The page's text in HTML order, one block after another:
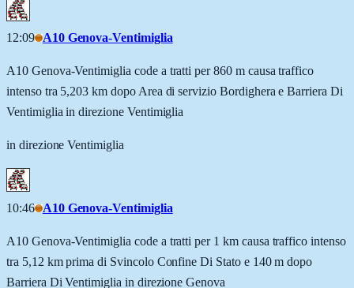
12:09 A10 Genova-Ventimiglia
A10 Genova-Ventimiglia code a tratti per 860 m causa traffico
intenso tra 5,203 km dopo Area di servizio Bordighera e Barriera Di
Ventimiglia in direzione Ventimiglia
in direzione Ventimiglia
10:46 A10 Genova-Ventimiglia
A10 Genova-Ventimiglia code a tratti per 1 km causa traffico intenso
tra 5,12 km prima di Svincolo Confine Di Stato e 140 m dopo
Barriera Di Ventimiglia in direzione Genova